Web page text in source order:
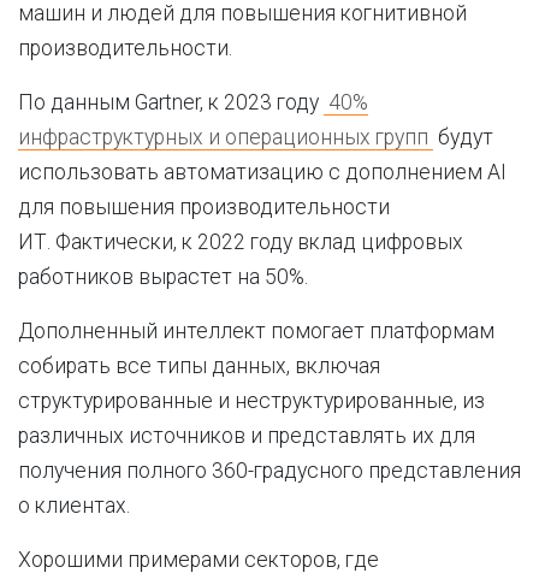
машин и людей для повышения когнитивной
производительности.
По данным Gartner, к 2023 году 40%
инфраструктурных и операционных групп будут
использовать автоматизацию с дополнением AI
для повышения производительности
ИТ. Фактически, к 2022 году вклад цифровых
работников вырастет на 50%.
Дополненный интеллект помогает платформам
собирать все типы данных, включая
структурированные и неструктурированные, из
различных источников и представлять их для
получения полного 360-градусного представления
о клиентах.
Хорошими примерами секторов, где